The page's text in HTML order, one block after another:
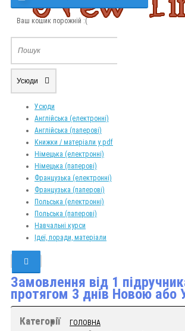
Ваш кошик порожній :(
Усюди
Усюди
Англійська (електронні)
Англійська (паперові)
Книжки / матеріали у pdf
Німецька (електронні)
Німецька (паперові)
Французька (електронні)
Французька (паперові)
Польська (електронні)
Польська (паперові)
Навчальні курси
Ідеї, поради, матеріали
Замовлення від 1
протягом 3 днів Новою або
Категорії
ГОЛОВНА